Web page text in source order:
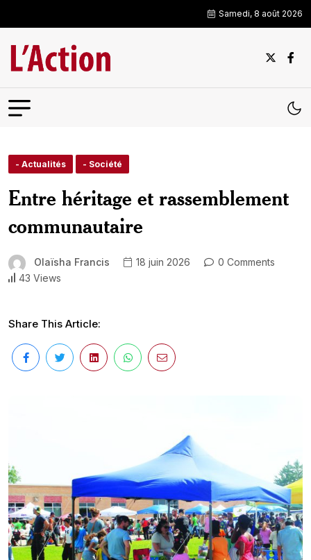
Samedi, 8 août 2026
- Actualités - Société
Entre héritage et rassemblement
communautaire
Olaïsha Francis 18 juin 2026
0 Comments
43 Views
Share This Article: